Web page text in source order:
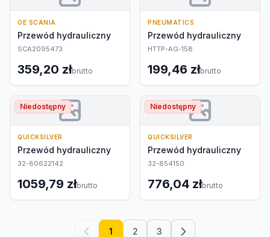
OE SCANIA
Przewód hydrauliczny
SCA2095473
359,20 złbrutto
PNEUMATICS
Przewód hydrauliczny
HTTP-AG-158
199,46 złbrutto
Niedostępny
QUICKSILVER
Przewód hydrauliczny
32-80622142
1059,79 złbrutto
Niedostępny
QUICKSILVER
Przewód hydrauliczny
32-854150
776,04 złbrutto
1 2 3